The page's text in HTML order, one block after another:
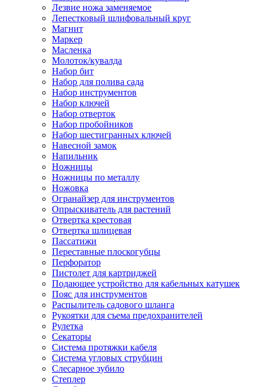
Лезвие ножа заменяемое
Лепестковый шлифовальный круг
Магнит
Маркер
Масленка
Молоток/кувалда
Набор бит
Набор для полива сада
Набор инструментов
Набор ключей
Набор отверток
Набор пробойников
Набор шестигранных ключей
Навесной замок
Напильник
Ножницы
Ножницы по металлу
Ножовка
Огранайзер для инструментов
Опрыскиватель для растений
Отвертка крестовая
Отвертка шлицевая
Пассатижи
Переставные плоскогубцы
Перфоратор
Пистолет для картриджей
Подающее устройство для кабельных катушек
Пояс для инструментов
Распылитель садового шланга
Рукоятки для съема предохранителей
Рулетка
Секаторы
Система протяжки кабеля
Система угловых струбцин
Слесарное зубило
Степлер